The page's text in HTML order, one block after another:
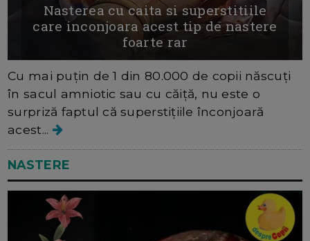
Nasterea cu caita si superstitiile
care inconjoara acest tip de nastere
foarte rar
Cu mai puțin de 1 din 80.000 de copii născuți
în sacul amniotic sau cu căiță, nu este o
surpriză faptul că superstițiile înconjoară
acest...
NASTERE